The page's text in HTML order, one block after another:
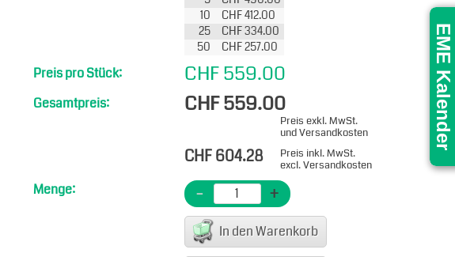
EME Kalender
10
CHF 412.00
25
CHF 334.00
50
CHF 257.00
Preis pro Stück: CHF 559.00
Gesamtpreis: CHF 559.00
Preis exkl. MwSt.
und Versandkosten
CHF 604.28
Preis inkl. MwSt.
excl. Versandkosten
Menge: - +
In den Warenkorb